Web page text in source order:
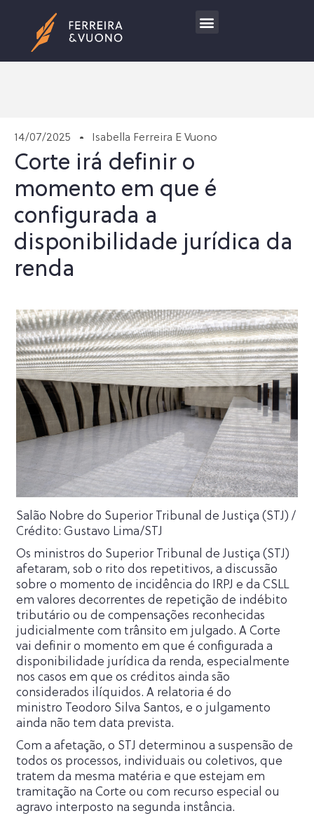
14/07/2025 Isabella Ferreira E Vuono
Corte irá definir o
momento em que é
configurada a
disponibilidade jurídica da
renda
Salão Nobre do Superior Tribunal de Justiça (STJ) /
Crédito: Gustavo Lima/STJ
Os ministros do Superior Tribunal de Justiça (STJ)
afetaram, sob o rito dos repetitivos, a discussão
sobre o momento de incidência do IRPJ e da CSLL
em valores decorrentes de repetição de indébito
tributário ou de compensações reconhecidas
judicialmente com trânsito em julgado. A Corte
vai definir o momento em que é configurada a
disponibilidade jurídica da renda, especialmente
nos casos em que os créditos ainda são
considerados ilíquidos. A relatoria é do
ministro Teodoro Silva Santos, e o julgamento
ainda não tem data prevista.
Com a afetação, o STJ determinou a suspensão de
todos os processos, individuais ou coletivos, que
tratem da mesma matéria e que estejam em
tramitação na Corte ou com recurso especial ou
agravo interposto na segunda instância.